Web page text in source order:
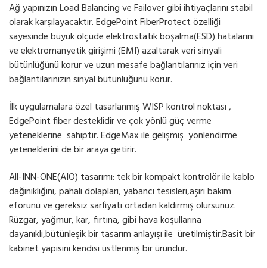
Ağ yapınızın Load Balancing ve Failover gibi ihtiyaçlarını stabil
olarak karşılayacaktır. EdgePoint FiberProtect özelliği
sayesinde büyük ölçüde elektrostatik boşalma(ESD) hatalarını
ve elektromanyetik girişimi (EMI) azaltarak veri sinyali
bütünlüğünü korur ve uzun mesafe bağlantılarınız için veri
bağlantılarınızın sinyal bütünlüğünü korur.
İlk uygulamalara özel tasarlanmış WISP kontrol noktası ,
EdgePoint fiber desteklidir ve çok yönlü güç verme
yeteneklerine sahiptir. EdgeMax ile gelişmiş yönlendirme
yeteneklerini de bir araya getirir.
All-INN-ONE(AIO) tasarımı: tek bir kompakt kontrolör ile kablo
dağınıklığını, pahalı dolapları, yabancı tesisleri,aşırı bakım
eforunu ve gereksiz sarfiyatı ortadan kaldırmış olursunuz.
Rüzgar, yağmur, kar, fırtına, gibi hava koşullarına
dayanıklı,bütünleşik bir tasarım anlayışı ile üretilmiştir.Basit bir
kabinet yapısını kendisi üstlenmiş bir üründür.